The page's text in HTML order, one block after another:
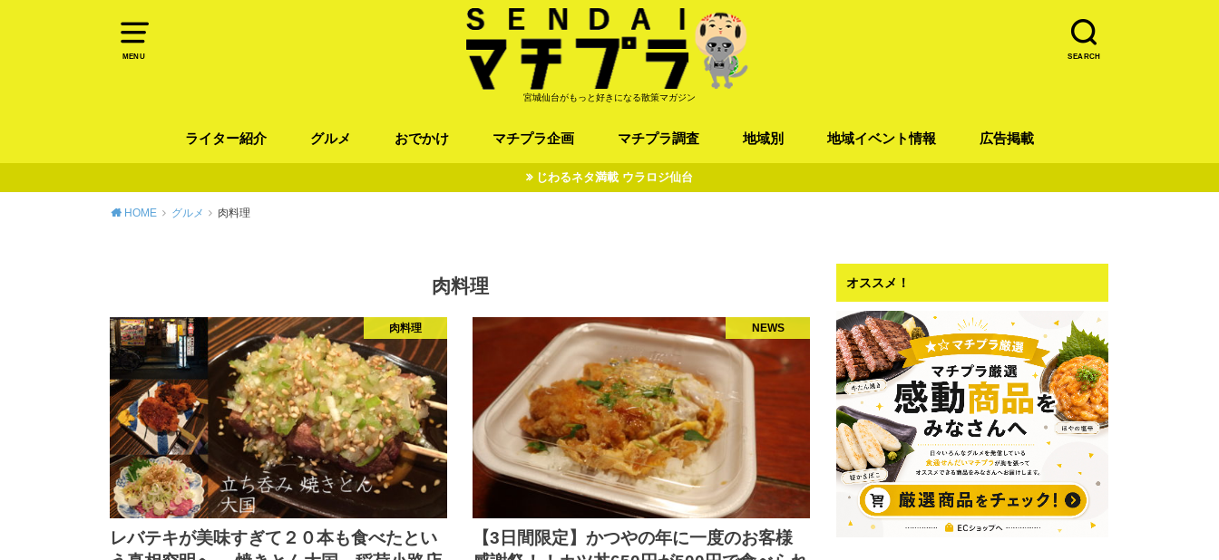
MENU SEARCH
宮城仙台がもっと好きになる散策マガジン
ライター紹介 グルメ おでかけ マチプラ企画
オトアルキ
マチプラ企業訪問
ファッション
ブラミヤギ
マチプラ漫画
マチプラ小説
マチプラ調査
歴史
地域別 地域イベント情報 広告掲載
じわるネタ満載 ウラロジ仙台
HOME グルメ 肉料理
肉料理
肉料理
レバテキが美味すぎて２０本も食べたとい
NEWS
【3日間限定】かつやの年に一度のお客様
オススメ！